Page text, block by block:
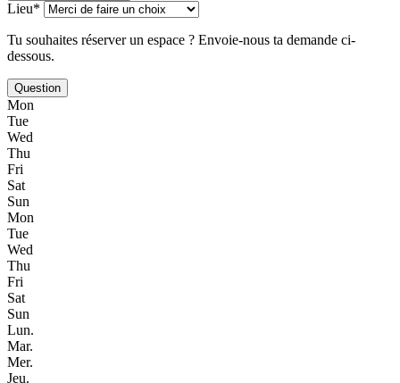
Lieu*
Tu souhaites réserver un espace ? Envoie-nous ta demande ci-
dessous.
Question
Mon
Tue
Wed
Thu
Fri
Sat
Sun
Mon
Tue
Wed
Thu
Fri
Sat
Sun
Lun.
Mar.
Mer.
Jeu.